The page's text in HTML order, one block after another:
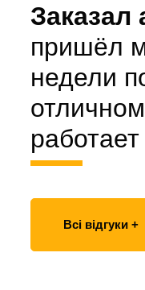
Заказал
пришёл
недели
Всі відгуки +